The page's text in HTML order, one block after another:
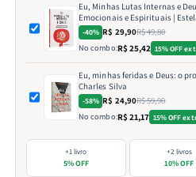
Eu, Minhas Lutas Internas e
Emocionais e Espirituais |
-40% R$ 29,90R$ 49,80
No combo:R$ 25,42 15% OFF
Eu, minhas feridas e Deus: o
Charles Silva
-58% R$ 24,90R$ 59,90
No combo:R$ 21,17 15% OFF
+1 livro
5% OFF
+2 livros
10% OFF